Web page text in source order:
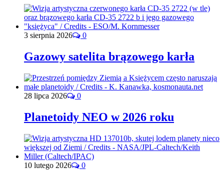
3 sierpnia 2026 0
Gazowy satelita brązowego karła
28 lipca 2026 0
Planetoidy NEO w 2026 roku
10 lutego 2026 0